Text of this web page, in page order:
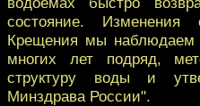
состояние.
Крещения мы наблюдаем
многих лет подряд,
структуру воды и
Минздрава России".